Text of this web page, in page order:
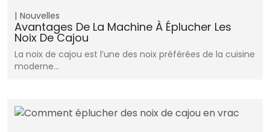
Nouvelles
Avantages De La Machine À Éplucher Les
Noix De Cajou
La noix de cajou est l’une des noix préférées de la cuisine
moderne…